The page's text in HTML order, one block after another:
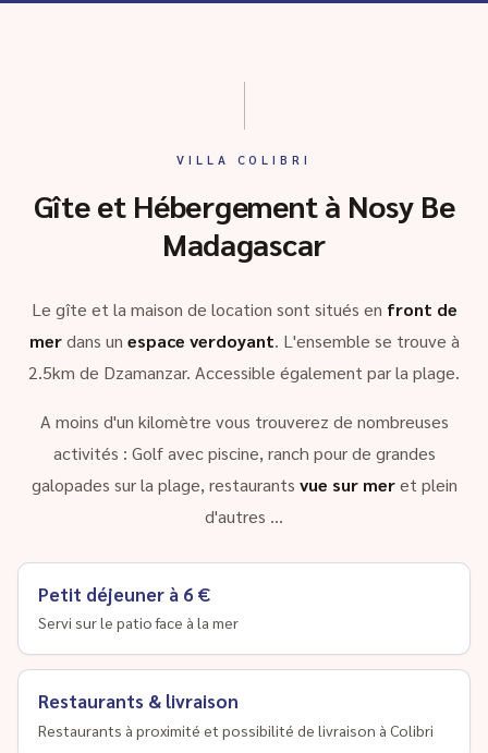
VILLA COLIBRI
Gîte et Hébergement à Nosy Be
Madagascar
Le gîte et la maison de location sont situés en front de
merdans un espace verdoyant. L'ensemble se trouve à
2.5km de Dzamanzar. Accessible également par la plage.
A moins d'un kilomètre vous trouverez de nombreuses
activités : Golf avec piscine, ranch pour de grandes
galopades sur la plage, restaurants vue sur meret plein
d'autres …
Petit déjeuner à 6 €
Servi sur le patio face à la mer
Restaurants & livraison
Restaurants à proximité et possibilité de livraison à Colibri